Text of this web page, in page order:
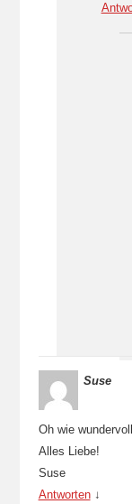
Suse
Oh wie
Alles Liebe!
Suse
Antworten ↓